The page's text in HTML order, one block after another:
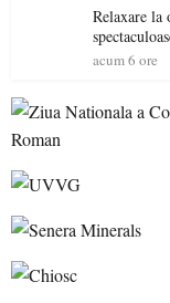
Relaxare la
ideale
acum 6 ore